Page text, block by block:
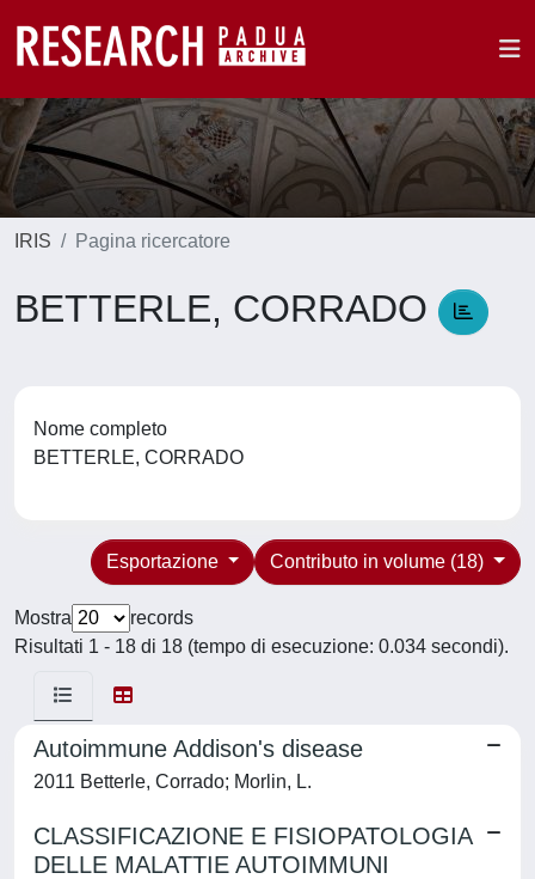
IRIS Pagina ricercatore
BETTERLE, CORRADO
Nome completo
BETTERLE, CORRADO
Contributo in volume (18)
Esportazione
Mostra
records
Risultati 1 - 18 di 18 (tempo di esecuzione: 0.034 secondi).
Autoimmune Addison's disease
2011 Betterle, Corrado; Morlin, L.
CLASSIFICAZIONE E FISIOPATOLOGIA
DELLE MALATTIE AUTOIMMUNI